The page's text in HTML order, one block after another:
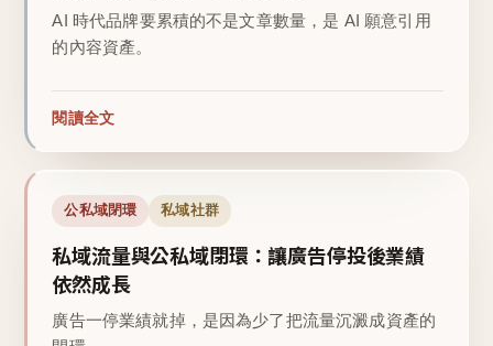
AI 時代品牌要累積的不是文章數量，是 AI 願意引用
的內容資產。
閱讀全文
公私域閉環 私域社群
私域流量與公私域閉環：讓廣告停投後業績
依然成長
廣告一停業績就掉，是因為少了把流量沉澱成資產的